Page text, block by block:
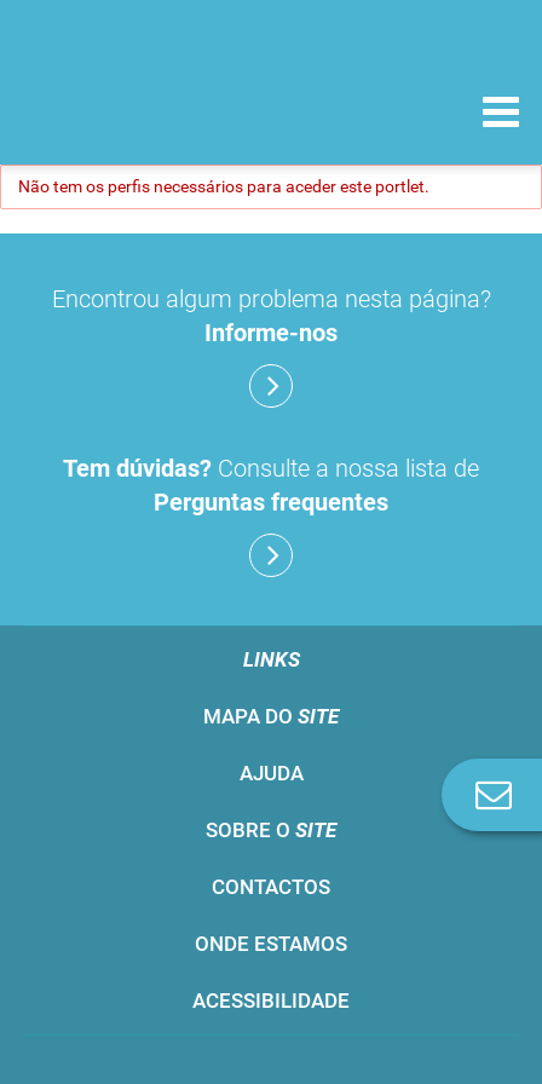
Não tem os perfis necessários para aceder este portlet.
Encontrou algum problema nesta página?
Informe-nos
Tem dúvidas? Consulte a nossa lista de
Perguntas frequentes
LINKS
MAPA DO SITE
AJUDA
SOBRE O SITE
CONTACTOS
ONDE ESTAMOS
ACESSIBILIDADE